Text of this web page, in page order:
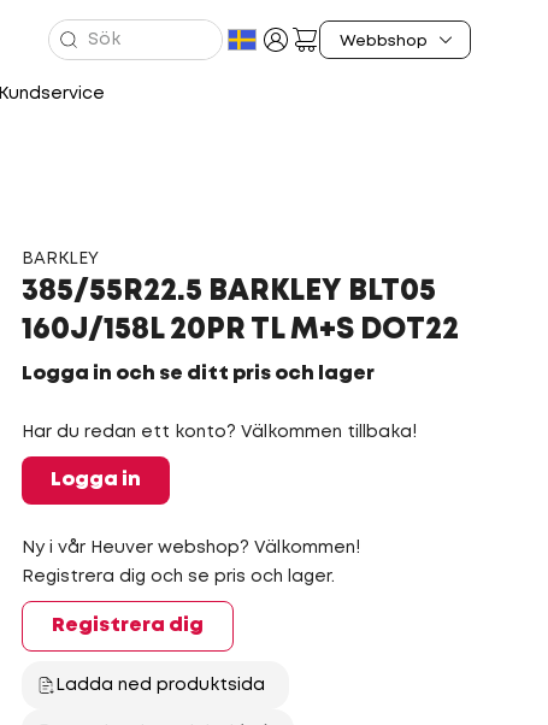
Kundservice
BARKLEY
385/55R22.5 BARKLEY BLT05
160J/158L 20PR TL M+S DOT22
Logga in och se ditt pris och lager
Har du redan ett konto? Välkommen tillbaka!
Logga in
Ny i vår Heuver webshop? Välkommen!
Registrera dig och se pris och lager.
Registrera dig
Ladda ned produktsida